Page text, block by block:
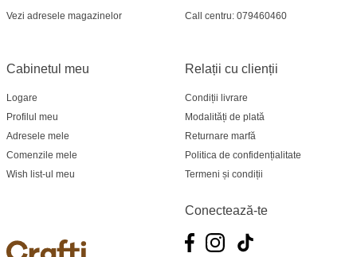
Multistore Telecentru - str. N. Testemițanu
MultiStore Căușeni- str. Iurii Gagarin 24
Vezi adresele magazinelor
Relații cu clienții
Condiții livrare
Modalități de plată
Returnare marfă
Politica de confidențialitate
Termeni și condiții
Cabinetul meu
Logare
Profilul meu
Adresele mele
Comenzile mele
Wish list-ul meu
Call centru: 079460460
Conectează-te